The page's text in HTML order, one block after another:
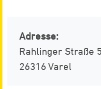
Adresse:
Rahlinger Straße 5
26316 Varel